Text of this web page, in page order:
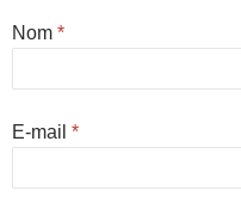
Nom *
E-mail *